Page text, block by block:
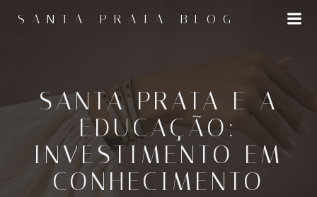
para
SANTA PRATA BLOG
SANTA PRATA E A
EDUCAÇÃO:
INVESTIMENTO EM
CONHECIMENTO